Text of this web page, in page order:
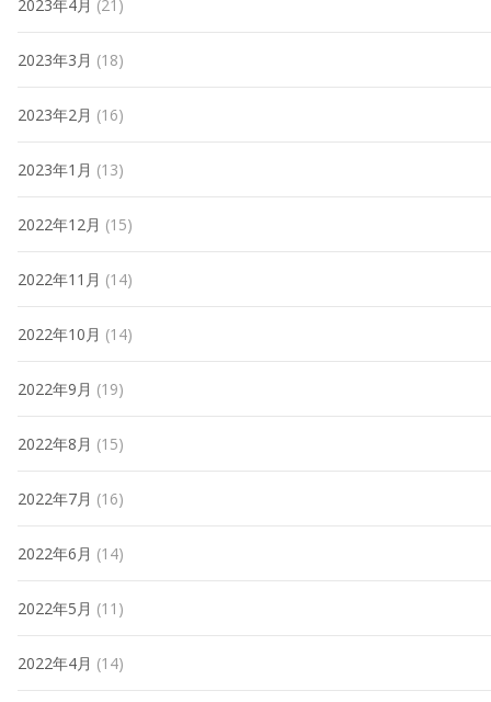
2023年4月 (21)
2023年3月 (18)
2023年2月 (16)
2023年1月 (13)
2022年12月 (15)
2022年11月 (14)
2022年10月 (14)
2022年9月 (19)
2022年8月 (15)
2022年7月 (16)
2022年6月 (14)
2022年5月 (11)
2022年4月 (14)